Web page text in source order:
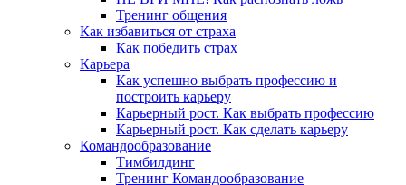
Тренинг общения
Как избавиться от страха
Как победить страх
Карьера
Как успешно выбрать профессию и
построить карьеру
Карьерный рост. Как выбрать профессию
Карьерный рост. Как сделать карьеру
Командообразование
Тимбилдинг
Тренинг Командообразование